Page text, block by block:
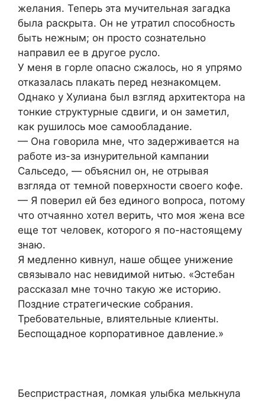
желания. Теперь эта мучительная загадка
была раскрыта. Он не утратил способность
быть нежным; он просто сознательно
направил ее в другое русло.
У меня в горле опасно сжалось, но я упрямо
отказалась плакать перед незнакомцем.
Однако у Хулиана был взгляд архитектора на
тонкие структурные сдвиги, и он заметил,
как рушилось мое самообладание.
— Она говорила мне, что задерживается на
работе из-за изнурительной кампании
Сальседо, — объяснил он, не отрывая
взгляда от темной поверхности своего кофе.
— Я поверил ей без единого вопроса, потому
что отчаянно хотел верить, что моя жена все
еще тот человек, которого я по-настоящему
знаю.
Я медленно кивнул, наше общее унижение
связывало нас невидимой нитью. «Эстебан
рассказал мне точно такую же историю.
Поздние стратегические собрания.
Требовательные, влиятельные клиенты.
Беспощадное корпоративное давление.»
Беспристрастная, ломкая улыбка мелькнула